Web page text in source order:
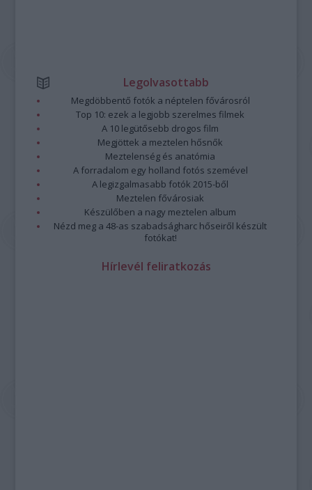
Legolvasottabb
Megdöbbentő fotók a néptelen fővárosról
Top 10: ezek a legjobb szerelmes filmek
A 10 legütősebb drogos film
Megjöttek a meztelen hősnők
Meztelenség és anatómia
A forradalom egy holland fotós szemével
A legizgalmasabb fotók 2015-ből
Meztelen fővárosiak
Készülőben a nagy meztelen album
Nézd meg a 48-as szabadságharc hőseiről készült
fotókat!
Hírlevél feliratkozás